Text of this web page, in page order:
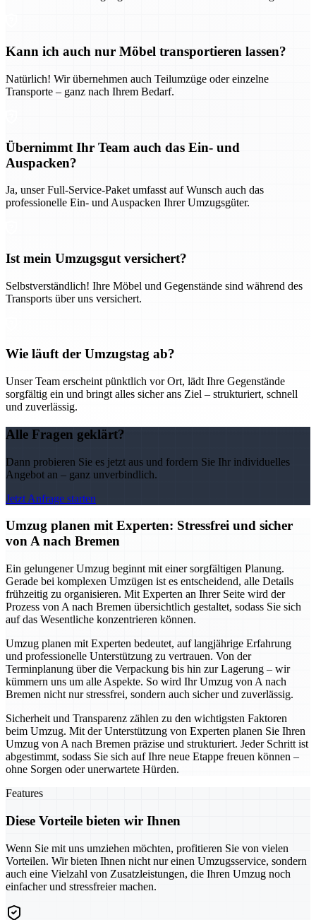
Kann ich auch nur Möbel transportieren lassen?
Natürlich! Wir übernehmen auch Teilumzüge oder einzelne
Transporte – ganz nach Ihrem Bedarf.
Übernimmt Ihr Team auch das Ein- und
Auspacken?
Ja, unser Full-Service-Paket umfasst auf Wunsch auch das
professionelle Ein- und Auspacken Ihrer Umzugsgüter.
Ist mein Umzugsgut versichert?
Selbstverständlich! Ihre Möbel und Gegenstände sind während des
Transports über uns versichert.
Wie läuft der Umzugstag ab?
Unser Team erscheint pünktlich vor Ort, lädt Ihre Gegenstände
sorgfältig ein und bringt alles sicher ans Ziel – strukturiert, schnell
und zuverlässig.
Alle Fragen geklärt?
Dann probieren Sie es jetzt aus und fordern Sie Ihr individuelles
Angebot an – ganz unverbindlich.
Jetzt Anfrage starten
Umzug planen mit Experten: Stressfrei und sicher
von A nach Bremen
Ein gelungener Umzug beginnt mit einer sorgfältigen Planung.
Gerade bei komplexen Umzügen ist es entscheidend, alle Details
frühzeitig zu organisieren. Mit Experten an Ihrer Seite wird der
Prozess von A nach Bremen übersichtlich gestaltet, sodass Sie sich
auf das Wesentliche konzentrieren können.
Umzug planen mit Experten bedeutet, auf langjährige Erfahrung
und professionelle Unterstützung zu vertrauen. Von der
Terminplanung über die Verpackung bis hin zur Lagerung – wir
kümmern uns um alle Aspekte. So wird Ihr Umzug von A nach
Bremen nicht nur stressfrei, sondern auch sicher und zuverlässig.
Sicherheit und Transparenz zählen zu den wichtigsten Faktoren
beim Umzug. Mit der Unterstützung von Experten planen Sie Ihren
Umzug von A nach Bremen präzise und strukturiert. Jeder Schritt ist
abgestimmt, sodass Sie sich auf Ihre neue Etappe freuen können –
ohne Sorgen oder unerwartete Hürden.
Features
Diese Vorteile bieten wir Ihnen
Wenn Sie mit uns umziehen möchten, profitieren Sie von vielen
Vorteilen. Wir bieten Ihnen nicht nur einen Umzugsservice, sondern
auch eine Vielzahl von Zusatzleistungen, die Ihren Umzug noch
einfacher und stressfreier machen.